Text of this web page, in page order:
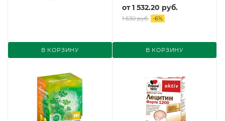
В КОРЗИНУ
от1 532.20 руб.
1 630 руб. -6%
В КОРЗИНУ